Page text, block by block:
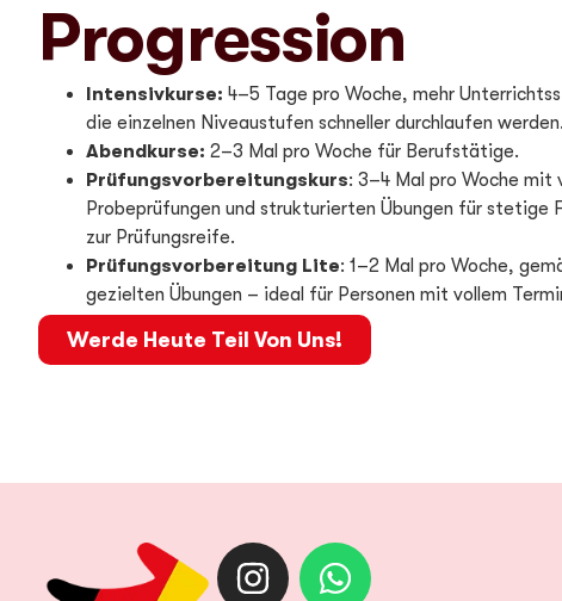
Progression
Intensivkurse: 4–5 Tage pro Woche, mehr
die einzelnen Niveaustufen schneller durchlaufen werden.
Abendkurse: 2–3 Mal pro Woche für Berufstätige.
Prüfungsvorbereitungskurs: 3–4 Mal pro Woche mit
Probeprüfungen und strukturierten Übungen für stetige
zur Prüfungsreife.
Prüfungsvorbereitung Lite: 1–2 Mal pro Woche,
gezielten Übungen – ideal für Personen mit vollem
Werde Heute Teil Von Uns!